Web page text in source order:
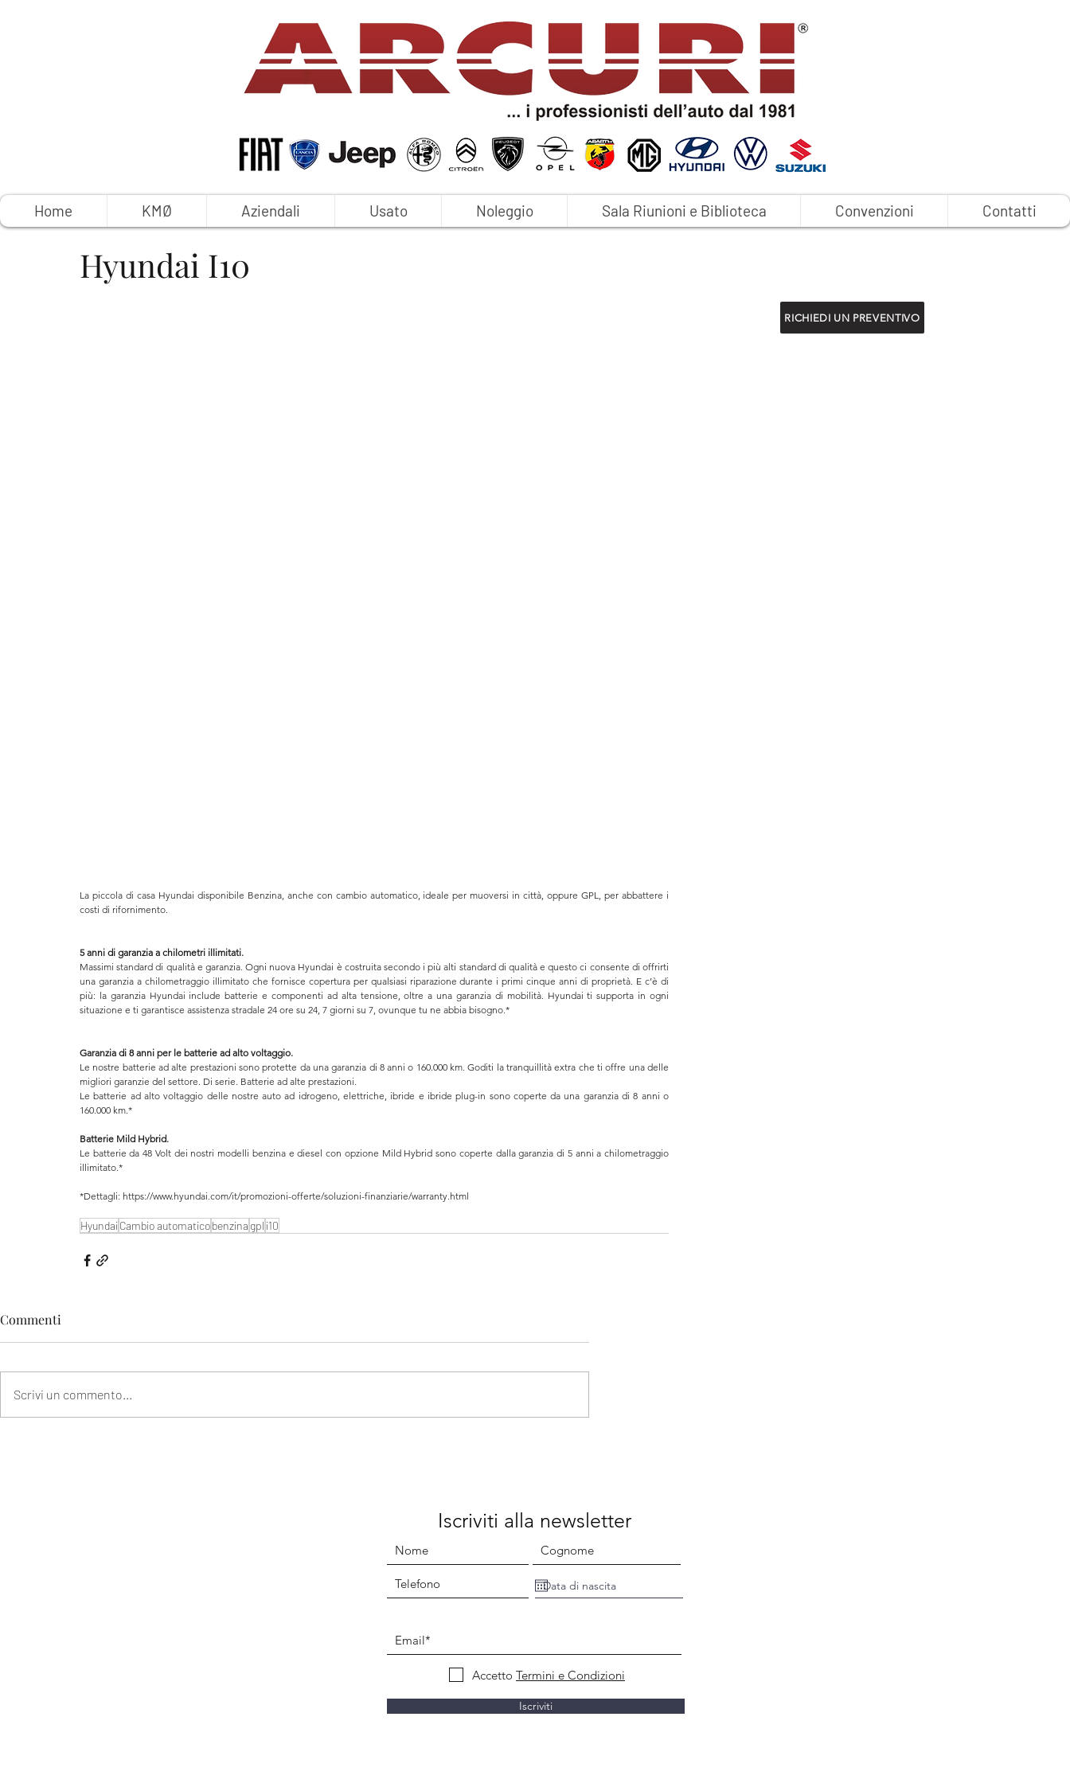
Home KMØ Aziendali Usato Noleggio Sala Riunioni e Biblioteca Convenzioni Contatti
Hyundai I10
La piccola di casa Hyundai disponibile Benzina, anche con cambio automatico, ideale per muoversi in città, oppure GPL, per abbattere i
costi di rifornimento.
5 anni di garanzia a chilometri illimitati.
Massimi standard di qualità e garanzia. Ogni nuova Hyundai è costruita secondo i più alti standard di qualità e questo ci consente di offrirti
una garanzia a chilometraggio illimitato che fornisce copertura per qualsiasi riparazione durante i primi cinque anni di proprietà. E c’è di
più: la garanzia Hyundai include batterie e componenti ad alta tensione, oltre a una garanzia di mobilità. Hyundai ti supporta in ogni
situazione e ti garantisce assistenza stradale 24 ore su 24, 7 giorni su 7, ovunque tu ne abbia bisogno.*
Garanzia di 8 anni per le batterie ad alto voltaggio.
Le nostre batterie ad alte prestazioni sono protette da una garanzia di 8 anni o 160.000 km. Goditi la tranquillità extra che ti offre una delle
migliori garanzie del settore. Di serie. Batterie ad alte prestazioni.
Le batterie ad alto voltaggio delle nostre auto ad idrogeno, elettriche, ibride e ibride plug-in sono coperte da una garanzia di 8 anni o
160.000 km.*
Batterie Mild Hybrid.
Le batterie da 48 Volt dei nostri modelli benzina e diesel con opzione Mild Hybrid sono coperte dalla garanzia di 5 anni a chilometraggio
illimitato.*
*Dettagli: https://www.hyundai.com/it/promozioni-offerte/soluzioni-finanziarie/warranty.html
HyundaiCambio automaticobenzina gpl i10
Commenti
Scrivi un commento...
RICHIEDI UN PREVENTIVO
Iscriviti alla newsletter
Accetto Termini e Condizioni
Iscriviti